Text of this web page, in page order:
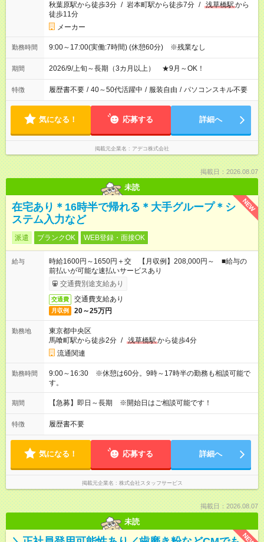
秋葉原駅から徒歩3分 / 岩本町駅から徒歩7分 / 浅草橋駅から
徒歩11分
メーカー
勤務時間 9:00～17:00(実働:7時間) (休憩60分) ※残業なし
期間 2026/9/上旬～長期（3カ月以上） ★9月～OK！
特徴 履歴書不要 / 40～50代活躍中 / 服装自由 / パソコンスキル不要
気になる！ 応募する 詳細へ
掲載元企業名 アデコ株式会社
掲載日：2026.08.07
未読
NEW
在宅あり＊16時半で帰れる＊大手グループ＊シ
ステム入力など
派遣 ブランクOK WEB登録・面接OK
給与
時給1600円～1650円＋交 【月収例】208,000円～ ■給与の
前払いが可能な速払いサービスあり
交通費別途支給あり
交通費 交通費支給あり
月収例 20～25万円
勤務地
東京都中央区
馬喰町駅から徒歩2分 / 浅草橋駅から徒歩4分
流通関連
勤務時間
9:00～16:30 ※休憩は60分。9時～17時半の勤務も相談可能で
す。
期間 【急募】即日～長期 ※開始日はご相談可能です！
特徴 履歴書不要
気になる！ 応募する 詳細へ
掲載元企業名 株式会社スタッフサービス
掲載日：2026.08.07
未読